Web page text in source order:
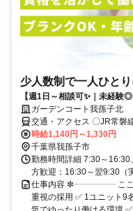
少人数制で一人ひと
【週1日～相談可✨｜未経験
ガーデンコート我孫子北
交通・アクセス 〇JR常磐
車、「布施通り」バス停
車場完備) ※営業所によっ
絡ください。
時給1,140円～1,330円
千葉県我孫子市
勤務時間詳細 7:30～
方歓迎：16:30～翌9:30（
仕事内容 ✼┈┈┈┈┈ ここ
重視の採用 ✅ 1ユニット9